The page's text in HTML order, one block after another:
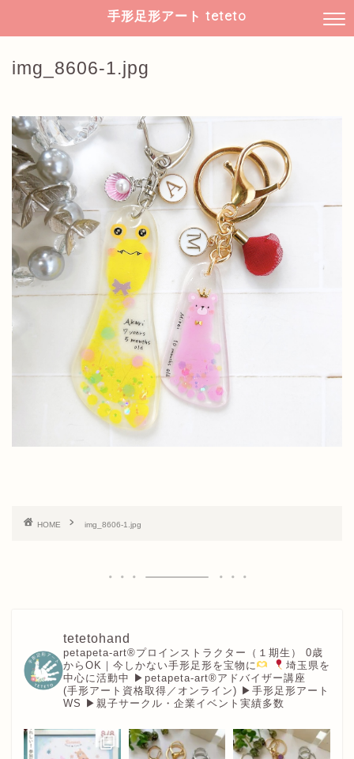
手形足形アート teteto
img_8606-1.jpg
HOME img_8606-1.jpg
tetetohand
petapeta-art®︎プロインストラクター（１期生）
0歳
からOK｜今しかない手形足形を宝物に
埼玉県を
中心に活動中 ▶︎petapeta-art®アドバイザー講座
(手形アート資格取得／オンライン) ▶︎手形足形アート
WS ▶︎親子サークル・企業イベント実績多数